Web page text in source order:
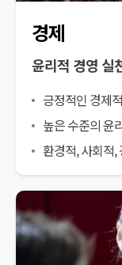
경제
윤리적 경영 실
긍정적인 경제
높은 수준의 윤
환경적, 사회적,